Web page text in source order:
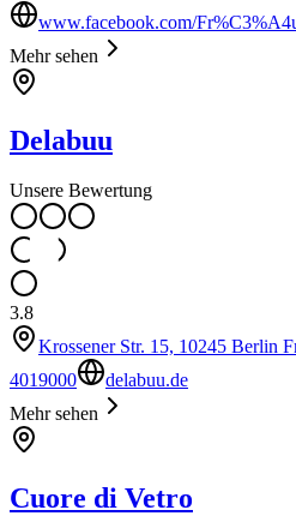
www.facebook.com/
Mehr sehen
Delabuu
Unsere Bewertung
3.8
Krossener Str. 15, 10245 Berlin
4019000
delabuu.de
Mehr sehen
Cuore di Vetro